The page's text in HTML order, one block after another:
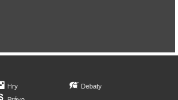
Hry
Debaty